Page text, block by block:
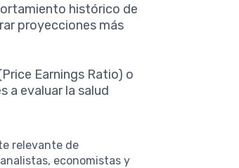
histórico de
proyecciones más
Earnings Ratio) o
a evaluar la salud
relevante de
economistas y